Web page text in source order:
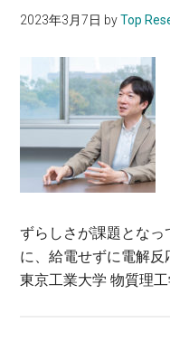
2023年3月7日 byTop
ずらしさが課題とな
に、給電せずに電解
東京工業大学 物質理